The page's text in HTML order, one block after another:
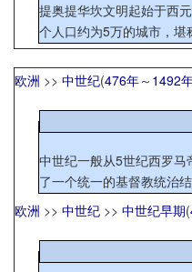
提奥提华坎文明起始于西
个人口约为5万的城市，
欧洲 >> 中世纪(476年～ 1492
中世纪一般从5世纪西罗
了一个统一的基督教统治
欧洲 >> 中世纪 >> 中世纪早期(